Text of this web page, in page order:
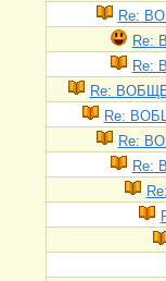
Re:
Re:
Re:
Re:
Re:
Re:
Re: